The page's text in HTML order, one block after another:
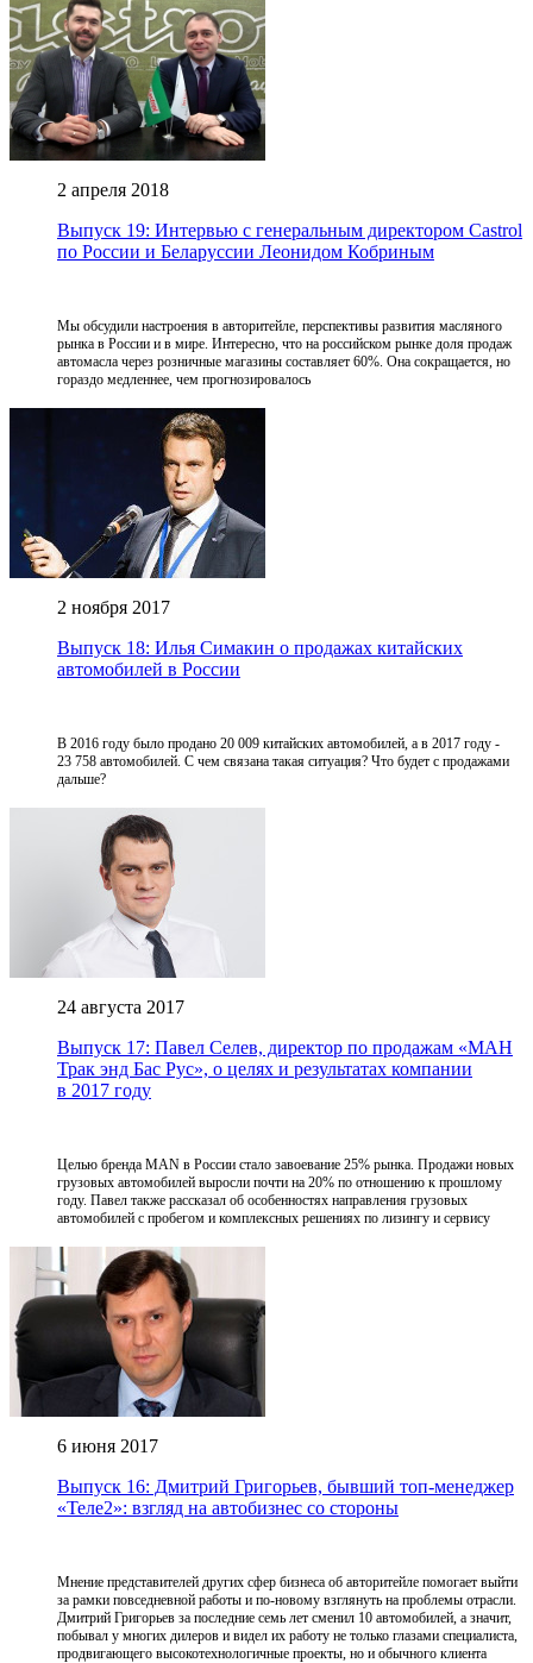
2 апреля 2018
Выпуск 19: Интервью с генеральным директором Castrol
по России и Беларуссии Леонидом Кобриным
Мы обсудили настроения в авторитейле, перспективы развития масляного
рынка в России и в мире. Интересно, что на российском рынке доля продаж
автомасла через розничные магазины составляет 60%. Она сокращается, но
гораздо медленнее, чем прогнозировалось
2 ноября 2017
Выпуск 18: Илья Симакин о продажах китайских
автомобилей в России
В 2016 году было продано 20 009 китайских автомобилей, а в 2017 году -
23 758 автомобилей. С чем связана такая ситуация? Что будет с продажами
дальше?
24 августа 2017
Выпуск 17: Павел Селев, директор по продажам «МАН
Трак энд Бас Рус», о целях и результатах компании
в 2017 году
Целью бренда MAN в России стало завоевание 25% рынка. Продажи новых
грузовых автомобилей выросли почти на 20% по отношению к прошлому
году. Павел также рассказал об особенностях направления грузовых
автомобилей с пробегом и комплексных решениях по лизингу и сервису
6 июня 2017
Выпуск 16: Дмитрий Григорьев, бывший топ-менеджер
«Теле2»: взгляд на автобизнес со стороны
Мнение представителей других сфер бизнеса об авторитейле помогает выйти
за рамки повседневной работы и по-новому взглянуть на проблемы отрасли.
Дмитрий Григорьев за последние семь лет сменил 10 автомобилей, а значит,
побывал у многих дилеров и видел их работу не только глазами специалиста,
продвигающего высокотехнологичные проекты, но и обычного клиента